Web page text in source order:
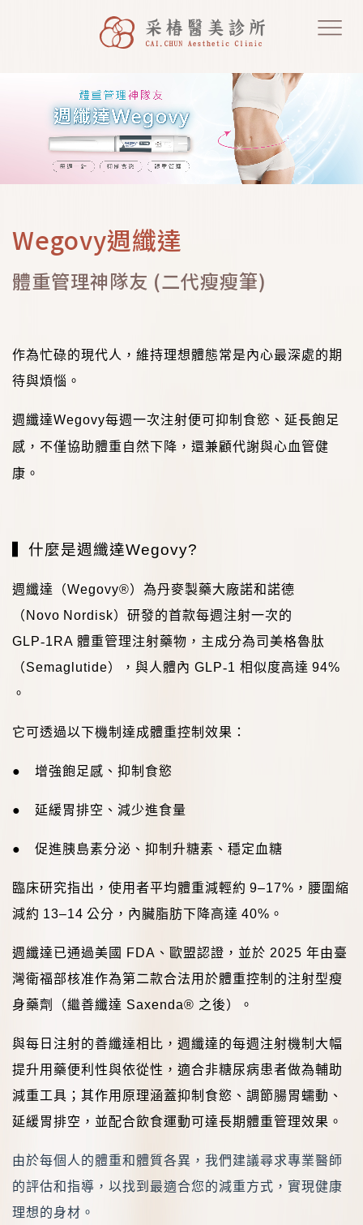
Wegovy週纖達
體重管理神隊友 (二代瘦瘦筆)
作為忙碌的現代人，維持理想體態常是內心最深處的期
待與煩惱。
週纖達Wegovy每週一次注射便可抑制食慾、延長飽足
感，不僅協助體重自然下降，還兼顧代謝與心血管健
康。
什麼是週纖達Wegovy?
週纖達（Wegovy®）為丹麥製藥大廠諾和諾德
（ Novo Nordisk）研發的首款每週注射一次的
GLP‑1RA 體重管理注射藥物，主成分為司美格魯肽
（Semaglutide），與人體內 GLP‑1 相似度高達 94%
。
它可透過以下機制達成體重控制效果：
● 增強飽足感、抑制食慾
● 延緩胃排空、減少進食量
● 促進胰島素分泌、抑制升糖素、穩定血糖
臨床研究指出，使用者平均體重減輕約 9–17% ，腰圍縮
減約 13–14 公分，內臟脂肪下降高達 40% 。
週纖達已通過美國 FDA 、歐盟認證，並於 2025 年由臺
灣衛福部核准作為第二款合法用於體重控制的注射型瘦
身藥劑（繼善纖達 Saxenda® 之後）。
與每日注射的善纖達相比，週纖達的每週注射機制大幅
提升用藥便利性與依從性，適合非糖尿病患者做為輔助
減重工具；其作用原理涵蓋抑制食慾、調節腸胃蠕動、
延緩胃排空，並配合飲食運動可達長期體重管理效果。
由於每個人的體重和體質各異，我們建議尋求專業醫師
的評估和指導，以找到最適合您的減重方式，實現健康
理想的身材。